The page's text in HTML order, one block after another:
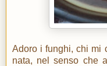
Adoro i funghi, chi mi
nata, nel senso che